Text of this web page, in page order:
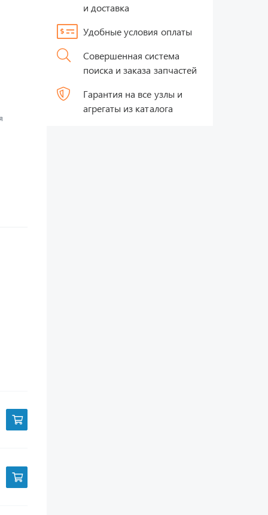
и доставка
Удобные условия оплаты
Совершенная система
поиска и заказа запчастей
Гарантия на все узлы и
агрегаты из каталога